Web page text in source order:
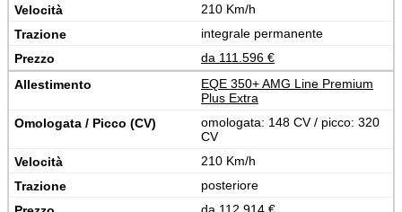
210 Km/h
integrale permanente
da 111.596 €
EQE 350+ AMG Line Premium
Plus Extra
omologata: 148 CV / picco: 320
CV
210 Km/h
posteriore